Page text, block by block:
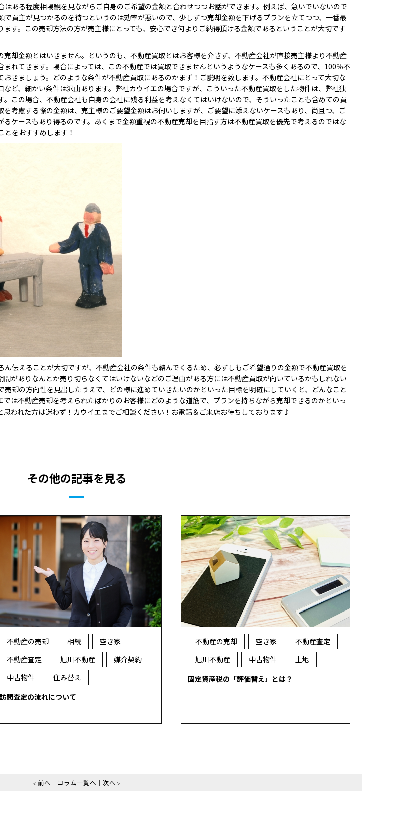
ある程度相場観を見ながらご自身のご希望の金額と合わせつつお話ができます。例えば、急いでいないので
買主が見つかるのを待つというのは効率が悪いので、少しずつ売却金額を下げるプランを立てつつ、一番最
す。この売却方法の方が売主様にとっても、安心でき何よりご納得頂ける金額であるということが大切です
却金額とはいきません。というのも、不動産買取とはお客様を介さず、不動産会社が直接売主様より不動産
れてきます。場合によっては、この不動産では買取できませんというようなケースも多くあるので、100％不
きましょう。どのような条件が不動産買取にあるのかまず！ご説明を致します。不動産会社にとって大切な
ど、細かい条件は沢山あります。弊社カウイエの場合ですが、こういった不動産買取をした物件は、弊社独
この場合、不動産会社も自身の会社に残る利益を考えなくてはいけないので、そういったことも含めての買
考慮する際の金額は、売主様のご要望金額はお伺いしますが、ご要望に添えないケースもあり、尚且つ、ご
ケースもあり得るのです。あくまで金額重視の不動産売却を目指す方は不動産買取を優先で考えるのではな
をおすすめします！
伝えることが大切ですが、不動産会社の条件も絡んでくるため、必ずしもご希望通りの金額で不動産買取を
がありなんとか売り切らなくてはいけないなどのご理由がある方には不動産買取が向いているかもしれない
却の方向性を見出したうえで、どの様に進めていきたいのかといった目標を明確にしていくと、どんなこと
は不動産売却を考えられたばかりのお客様にどのような道筋で、プランを持ちながら売却できるのかといっ
われた方は迷わず！カウイエまでご相談ください！お電話＆ご来店お待ちしております♪
その他の記事を見る
不動産の売却 相続
空き家
不動産査定
旭川不動産
媒介契約
中古物件
住み替え
問査定の流れについて
不動産の売却 空き家
不動産査定
旭川不動産
中古物件
土地
固定資産税の「評価替え」とは？
前へ コラム一覧へ 次へ